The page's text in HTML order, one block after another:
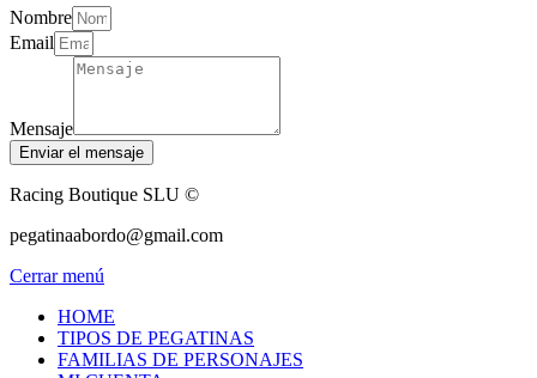
Nombre
Email
Mensaje
Enviar el mensaje
Racing Boutique SLU ©
pegatinaabordo@gmail.com
Cerrar menú
HOME
TIPOS DE PEGATINAS
FAMILIAS DE PERSONAJES